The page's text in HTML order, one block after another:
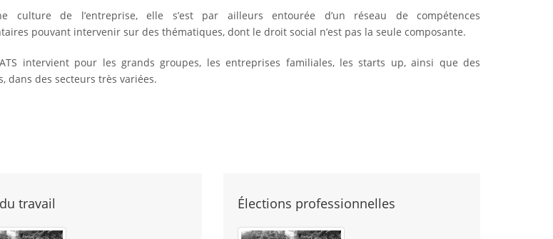
culture de l’entreprise, elle s’est par ailleurs entourée d’un réseau de compétences
pouvant intervenir sur des thématiques, dont le droit social n’est pas la seule composante.
intervient pour les grands groupes, les entreprises familiales, les starts up, ainsi que des
dans des secteurs très variées.
travail Élections professionnelles